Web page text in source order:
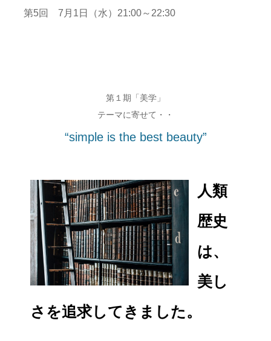
第5回 7月1日（水）21:00～22:30
第１期「美学」
テーマに寄せて・・
“simple is the best beauty”
人類
歴史
は、
美し
さを追求してきました。